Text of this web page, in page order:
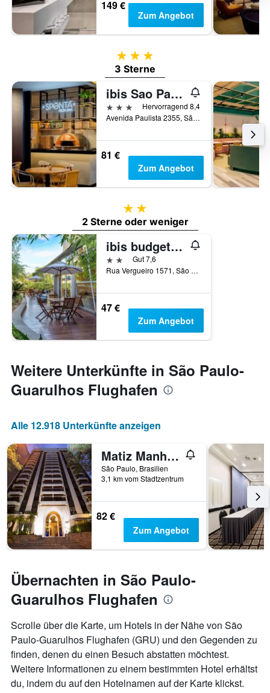
149 €
Zum Angebot
3 Sterne
3 Sterne
ibis Sao Paulo Paulista
3 Sterne
Hervorragend 8,4
Avenida Paulista 2355, São Paulo, Brasilien
81 €
Zum Angebot
2 Sterne
2 Sterne oder weniger
ibis budget São Paulo Paraiso
2 SterneGut 7,6
Rua Vergueiro 1571, São Paulo, Brasilien
47 €
Zum Angebot
Weitere Unterkünfte in São Paulo-
Guarulhos Flughafen
Alle 12.918 Unterkünfte anzeigen
Matiz Manhattan
São Paulo, Brasilien
3,1 km vom Stadtzentrum
82 €
Zum Angebot
Übernachten in São Paulo-
Guarulhos Flughafen
Scrolle über die Karte, um Hotels in der Nähe von São
Paulo-Guarulhos Flughafen (GRU) und den Gegenden zu
finden, denen du einen Besuch abstatten möchtest.
Weitere Informationen zu einem bestimmten Hotel erhältst
du, indem du auf den Hotelnamen auf der Karte klickst.